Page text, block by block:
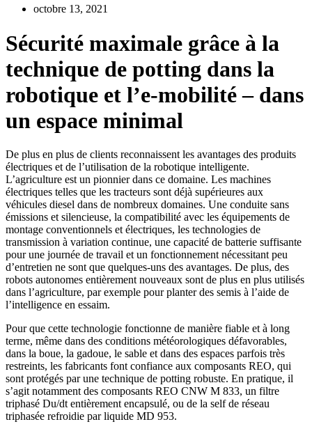
octobre 13, 2021
Sécurité maximale grâce à la
technique de potting dans la
robotique et l’e-mobilité – dans
un espace minimal
De plus en plus de clients reconnaissent les avantages des produits
électriques et de l’utilisation de la robotique intelligente.
L’agriculture est un pionnier dans ce domaine. Les machines
électriques telles que les tracteurs sont déjà supérieures aux
véhicules diesel dans de nombreux domaines. Une conduite sans
émissions et silencieuse, la compatibilité avec les équipements de
montage conventionnels et électriques, les technologies de
transmission à variation continue, une capacité de batterie suffisante
pour une journée de travail et un fonctionnement nécessitant peu
d’entretien ne sont que quelques-uns des avantages. De plus, des
robots autonomes entièrement nouveaux sont de plus en plus utilisés
dans l’agriculture, par exemple pour planter des semis à l’aide de
l’intelligence en essaim.
Pour que cette technologie fonctionne de manière fiable et à long
terme, même dans des conditions météorologiques défavorables,
dans la boue, la gadoue, le sable et dans des espaces parfois très
restreints, les fabricants font confiance aux composants REO, qui
sont protégés par une technique de potting robuste. En pratique, il
s’agit notamment des composants REO CNW M 833, un filtre
triphasé Du/dt entièrement encapsulé, ou de la self de réseau
triphasée refroidie par liquide MD 953.